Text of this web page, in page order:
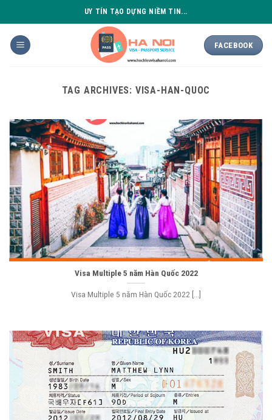
to
content
UY TÍN TẠO DỰNG NIỀM TIN...
FACEBOOK
TAG ARCHIVES: VISA-HAN-QUOC
Visa Multiple 5 năm Hàn Quốc 2022
Visa Multiple 5 năm Hàn Quốc 2022 [...]